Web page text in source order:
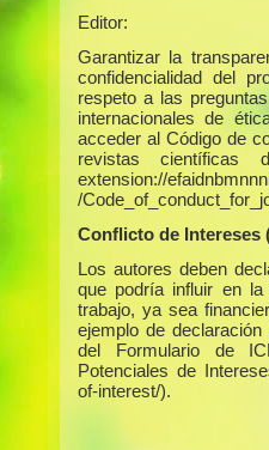
Editor:
Garantizar la
confidencialidad del
respeto a las
internacionales de
acceder al Código de
revistas científicas
extension://
/
Conflicto de Intereses
Los autores deben
que podría influir en
trabajo, ya sea
ejemplo de
del Formulario de
Potenciales de
of-interest/).